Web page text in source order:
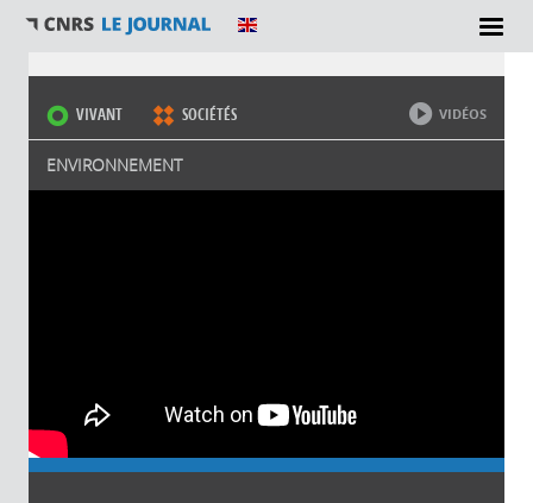
Vous êtes ici
VIVANT SOCIÉTÉS
ENVIRONNEMENT
VIDÉOS